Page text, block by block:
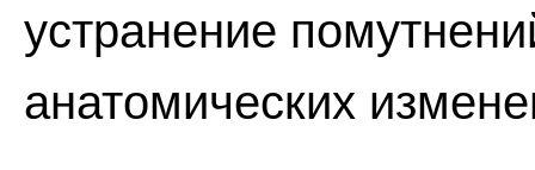
устранение
анатомических